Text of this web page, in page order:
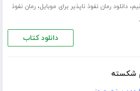
،دانلود رمان نفوذ ناپذیر برای موبایل،رمان نفوذ
دانلود کتاب
شکسته